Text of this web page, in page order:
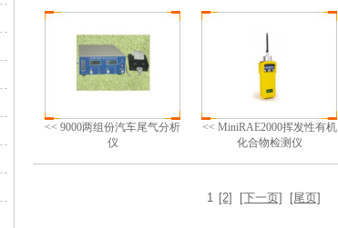
<< 9000两组份汽车尾气分析
仪
<< MiniRAE2000挥发性有机
化合物检测仪
1 [2] [下一页] [尾页]